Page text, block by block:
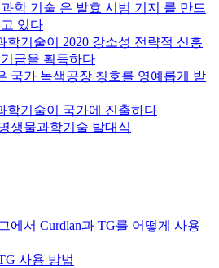
학 기술 은 발효 시범 기지 를 만드
있다
학기술이 2020 강소성 전략적 신흥
금을 획득하다
국가 녹색공장 칭호를 영예롭게 받
학기술이 국가에 진출하다
생물과학기술 발대식
에서 Curdlan과 TG를 어떻게 사용
사용 방법